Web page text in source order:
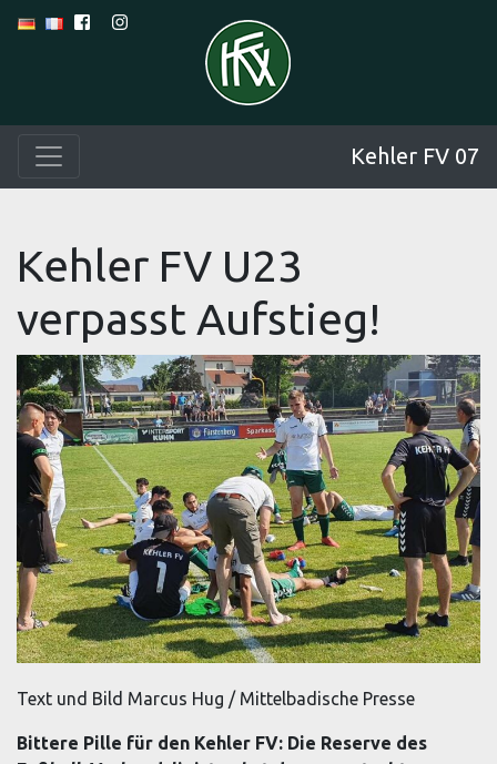
Kehler FV 07
Kehler FV U23
verpasst Aufstieg!
Text und Bild Marcus Hug / Mittelbadische Presse
Bittere Pille für den Kehler FV: Die Reserve des